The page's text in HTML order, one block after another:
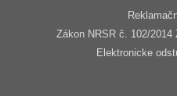
Zákon NRSR č. 102/
Elektronicke